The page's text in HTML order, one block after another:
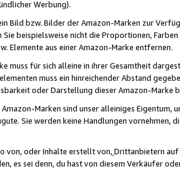
Werbung).
Bild bzw. Bilder der Amazon-Marken zur
beispielsweise nicht die Proportionen,
Elemente aus einer Amazon-Marke entfernen.
muss für sich alleine in ihrer Gesamtheit
muss ein hinreichender Abstand
oder Darstellung dieser Amazon-Marke
Amazon-Marken sind unser alleiniges
Sie werden keine Handlungen vornehmen,
von, oder Inhalte erstellt von,Drittanbietern auf
es sei denn, du hast von diesem Verkäufer